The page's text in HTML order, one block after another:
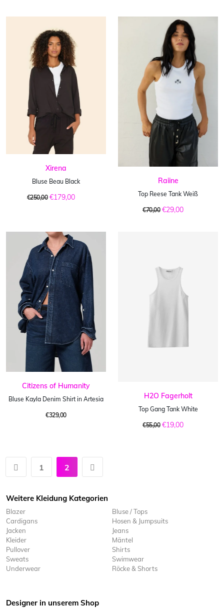
Xirena
Bluse Beau Black
€250,00 €179,00
Raiine
Top Reese Tank Weiß
€70,00 €29,00
Citizens of Humanity
Bluse Kayla Denim Shirt in Artesia
€329,00
H2O Fagerholt
Top Gang Tank White
€55,00 €19,00
1 2
Weitere Kleidung Kategorien
Blazer
Bluse / Tops
Cardigans
Hosen & Jumpsuits
Jacken
Jeans
Kleider
Mäntel
Pullover
Shirts
Sweats
Swimwear
Underwear
Röcke & Shorts
Designer in unserem Shop